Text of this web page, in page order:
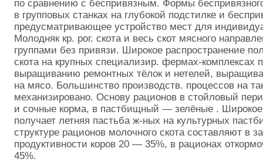
по сравнению с беспривязным. Формы
в групповых станках на глубокой подстилке и
предусматривающее устройство мест для
Молодняк кр. рог. скота и весь скот мясного
группами без привязи. Широкое распространение
скота на крупных специализир. фермах-комплексах
выращиванию ремонтных тёлок и нетелей,
на мясо. Большинство производств. процессов на
механизировано. Основу рационов в стойловый
и сочные корма, в пастбищный — зелёные . Широкое
получает летняя пастьба ж-ных на культурных
структуре рационов молочного скота составляют в
продуктивности коров 20 — 35%, в рационах
45%.